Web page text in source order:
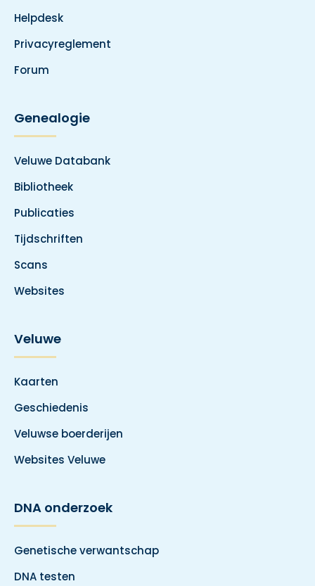
Helpdesk
Privacyreglement
Forum
Genealogie
Veluwe Databank
Bibliotheek
Publicaties
Tijdschriften
Scans
Websites
Veluwe
Kaarten
Geschiedenis
Veluwse boerderijen
Websites Veluwe
DNA onderzoek
Genetische verwantschap
DNA testen